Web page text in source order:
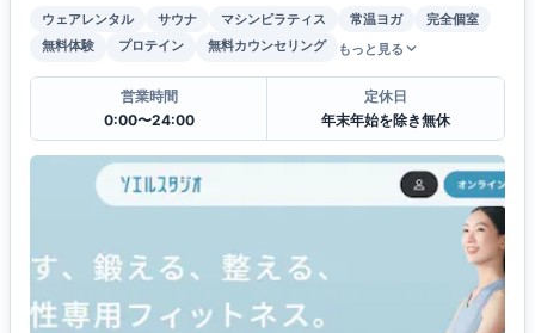
ウェアレンタル サウナ マシンピラティス 常温ヨガ
完全個室
無料体験
プロテイン 無料カウンセリング もっと見る
営業時間
0:00〜24:00
定休日
年末年始を除き無休